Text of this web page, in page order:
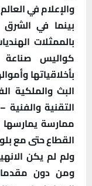
والإعلام في
بينما في
بالممثلات
كواليس صناعة
بأخلاقياتها
البث والملكية
التقنية
ممارسة يمارسها
القطاع حتى مع
ولم لم يكن
ومن دون